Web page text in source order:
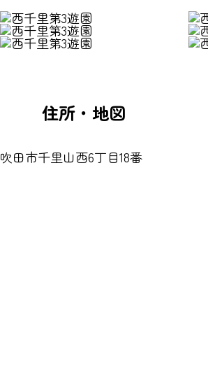
住所・地図
吹田市千里山西6丁目18番